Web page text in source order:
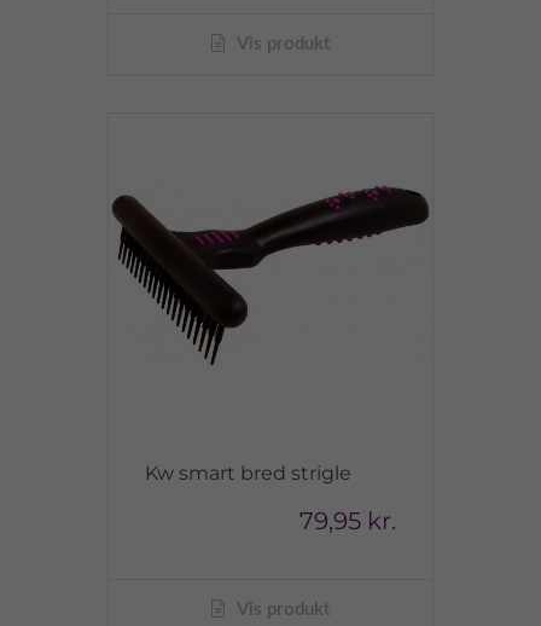
Vis produkt
Kw smart bred strigle
79,95 kr.
Vis produkt